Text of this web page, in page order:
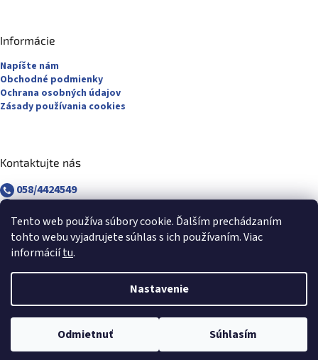
Tento web používa súbory cookie. Ďalším prechádzaním
tohto webu vyjadrujete súhlas s ich používaním. Viac
informáciítu.
Nastavenie
Odmietnuť Súhlasím
Informácie
Napíšte nám
Obchodné podmienky
Ochrana osobných údajov
Zásady používania cookies
Kontaktujte nás
058/4424549
revuca@majsterpapier.sk
Vytvoril Shoptet
Copyright 2026Majsterpapier.sk . Všetky práva vyhradené.